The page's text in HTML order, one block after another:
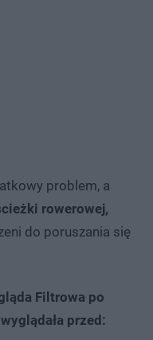
problem, a
rowerowej,
do poruszania się
Filtrowa po
przed: